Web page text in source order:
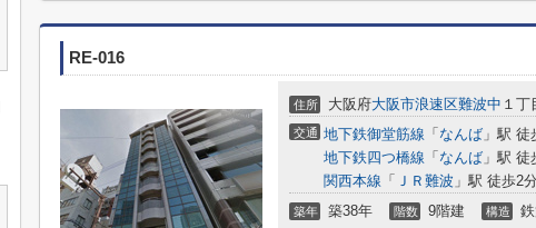
RE-016
住所 大阪府大阪市浪速区難波中 １丁
交通 地下鉄御堂筋線 「 なんば 」駅 徒
地下鉄四つ橋線 「 なんば 」駅 徒
関西本線 「 ＪＲ難波 」駅 徒歩2分
築年 築38年 階数 9階建 構造